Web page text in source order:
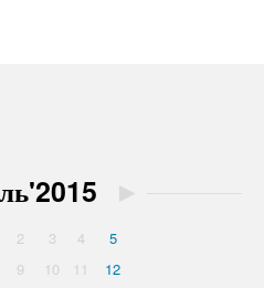
►
2 3 4
5
9 10 11
12